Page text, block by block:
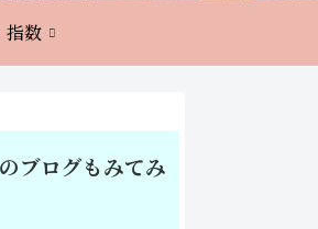
指数
ブログもみてみ